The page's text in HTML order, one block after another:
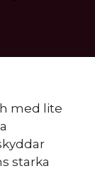
med lite
starka